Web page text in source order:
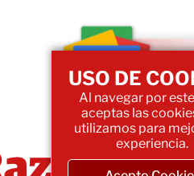
USO DE
Al navegar por
aceptas las
utilizamos para
experiencia.